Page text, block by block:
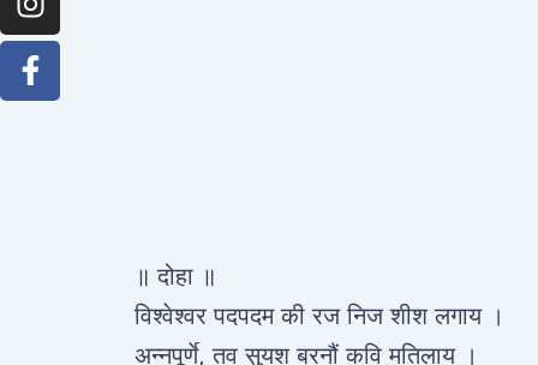
॥ दोहा ॥
विश्वेश्वर पदपदम की रज निज शीश लगाय ।
अन्नपूर्णे, तव सुयश बरनौं कवि मतिलाय ।